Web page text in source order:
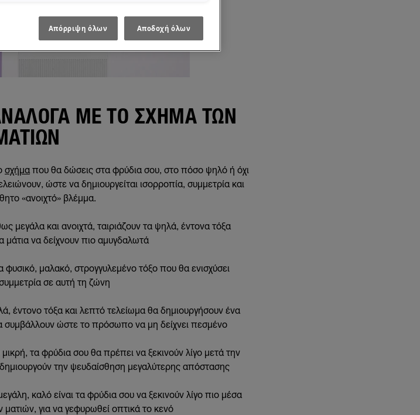
ΜΕ ΤΟ ΣΧΉΜΑ ΤΩΝ
σχήμα που θα δώσεις στα φρύδια σου, στο πόσο ψηλό ή όχι
ώστε να δημιουργείται ισορροπία, συμμετρία και
«ανοιχτό» βλέμμα.
μεγάλα και ανοιχτά, ταιριάζουν τα ψηλά, έντονα τόξα
να δείχνουν πιο αμυγδαλωτά
μαλακό, στρογγυλεμένο τόξο που θα ενισχύσει
σε αυτή τη ζώνη
έντονο τόξα και λεπτό τελείωμα θα δημιουργήσουν ένα
συμβάλλουν ώστε το πρόσωπο να μη δείχνει πεσμένο
τα φρύδια σου θα πρέπει να ξεκινούν λίγο μετά την
την ψευδαίσθηση μεγαλύτερης απόστασης
καλό είναι τα φρύδια σου να ξεκινούν λίγο πιο μέσα
για να γεφυρωθεί οπτικά το κενό
Απόρριψη όλων Αποδοχή όλων